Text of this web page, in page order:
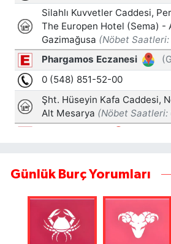
Günlük Burç Yorumları